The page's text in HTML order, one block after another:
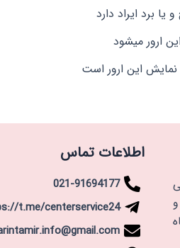
برد ایراد دارد
ارور میشود
این ارور است
اطلاعات تماس
021-91694177
t.me/centerservice24